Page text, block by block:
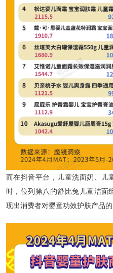
而在抖音平台，儿童洗面奶、儿
时，位列第八的舒比兔儿童洁面
现出消费者对婴童功效护肤产品的